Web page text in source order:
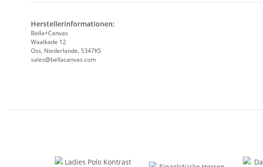
Herstellerinformationen:
Bella+Canvas
Waalkade 12
Oss, Niederlande, 5347KS
sales@bellacanvas.com